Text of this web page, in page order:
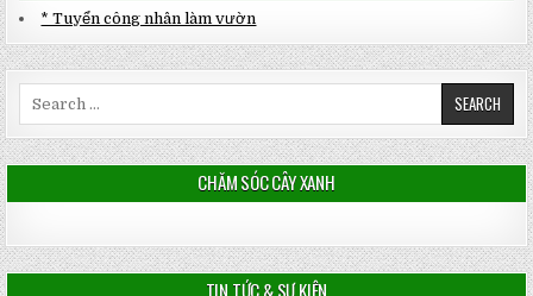
* Tuyển công nhân làm vườn
CHĂM SÓC CÂY XANH
TIN TỨC & SỰ KIỆN